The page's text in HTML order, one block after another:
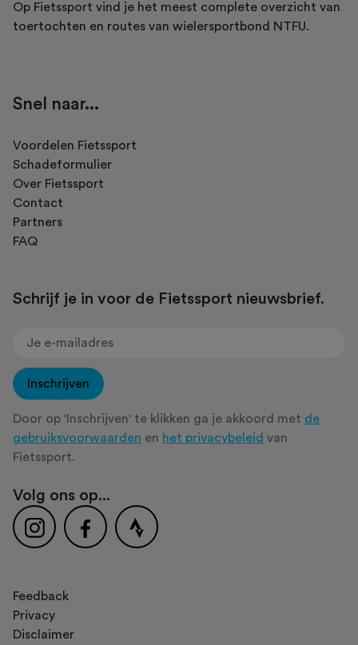
Op Fietssport vind je het meest complete overzicht van
toertochten en routes van wielersportbond NTFU.
Snel naar...
Voordelen Fietssport
Schadeformulier
Over Fietssport
Contact
Partners
FAQ
Schrijf je in voor de Fietssport nieuwsbrief.
Inschrijven
Door op 'Inschrijven' te klikken ga je akkoord met de
gebruiksvoorwaarden en het privacybeleid van
Fietssport.
Volg ons op...
Feedback
Privacy
Disclaimer